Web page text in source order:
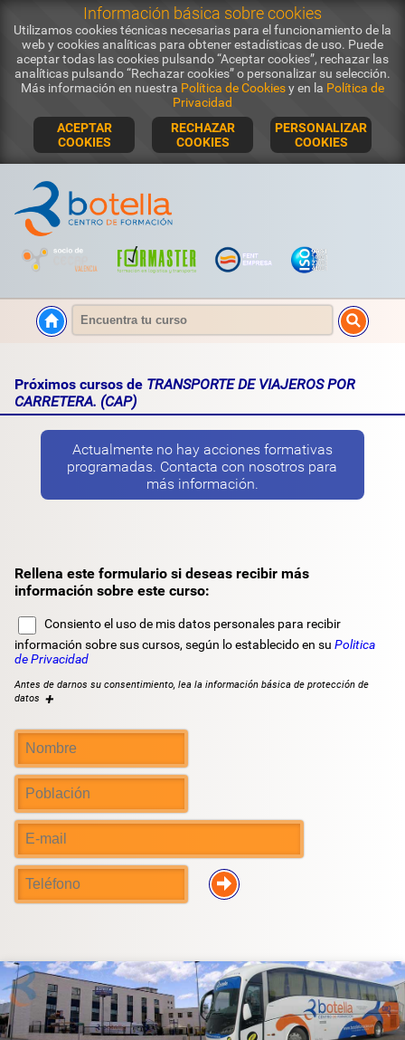
Información básica sobre cookies
Utilizamos cookies técnicas necesarias para el funcionamiento de la
web y cookies analíticas para obtener estadísticas de uso. Puede
aceptar todas las cookies pulsando “Aceptar cookies”, rechazar las
analíticas pulsando “Rechazar cookies” o personalizar su selección.
Más información en nuestra Política de Cookiesy en la Política de
Privacidad
ACEPTAR
COOKIES
RECHAZAR
COOKIES
PERSONALIZAR
COOKIES
Próximos cursos de TRANSPORTE DE VIAJEROS POR
CARRETERA. (CAP)
Actualmente no hay acciones formativas
programadas. Contacta con nosotros para
más información.
Rellena este formulario si deseas recibir más
información sobre este curso:
Consiento el uso de mis datos personales para recibir
información sobre sus cursos, según lo establecido en su Politica
de Privacidad
Antes de darnos su consentimiento, lea la información básica de protección de
datos +